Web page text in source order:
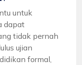
untuk
dapat
tidak pernah
ujian
formal,